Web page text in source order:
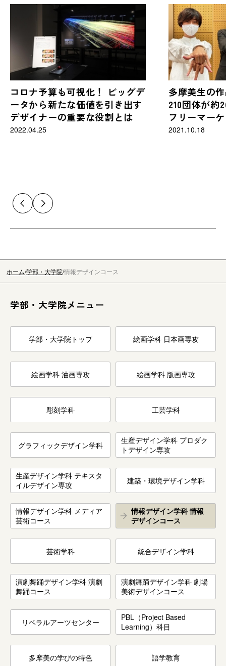
コロナ予算も可視化！ ビッグデ
ータから新たな価値を引き出す
デザイナーの重要な役割とは
2022.04.25
多摩美生の
210団体が約
フリーマー
で楽しめる
2021.10.18
ホーム 学部・大学院情報デザインコース
学部・大学院メニュー
学部・大学院トップ 絵画学科 日本画専攻
絵画学科 油画専攻 絵画学科 版画専攻
彫刻学科 工芸学科
グラフィックデザイン学科
生産デザイン学科 プロダク
トデザイン専攻
生産デザイン学科 テキスタ
イルデザイン専攻
建築・環境デザイン学科
情報デザイン学科 メディア
芸術コース
情報デザイン学科 情報
デザインコース
芸術学科 統合デザイン学科
演劇舞踊デザイン学科 演劇
舞踊コース
演劇舞踊デザイン学科 劇場
美術デザインコース
リベラルアーツセンター
PBL（Project Based
Learning）科目
多摩美の学びの特色 語学教育